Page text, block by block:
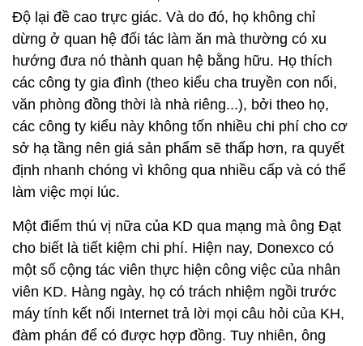
Độ lại đề cao trực giác. Và do đó, họ không chỉ
dừng ở quan hệ đối tác làm ăn mà thường có xu
hướng đưa nó thành quan hệ bằng hữu. Họ thích
các công ty gia đình (theo kiểu cha truyền con nối,
văn phòng đồng thời là nhà riêng...), bởi theo họ,
các công ty kiểu này không tốn nhiều chi phí cho cơ
sở hạ tầng nên giá sản phẩm sẽ thấp hơn, ra quyết
định nhanh chóng vì không qua nhiều cấp và có thể
làm việc mọi lúc.
Một điểm thú vị nữa của KD qua mạng mà ông Đạt
cho biết là tiết kiệm chi phí. Hiện nay, Donexco có
một số cộng tác viên thực hiện công việc của nhân
viên KD. Hàng ngày, họ có trách nhiệm ngồi trước
máy tính kết nối Internet trả lời mọi câu hỏi của KH,
đàm phán để có được hợp đồng. Tuy nhiên, ông